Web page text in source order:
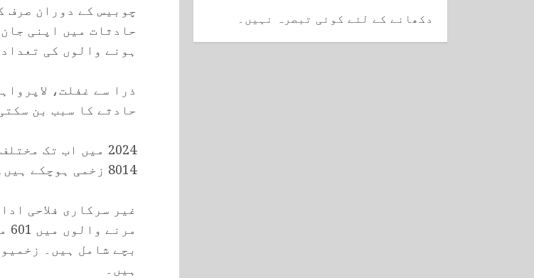
چوبیس کے دوران صرف
حادثات میں اپنی
ہونے والوں کی
ذرا سے غفلت،
حادثے کا سبب بن سکتی
8014 زخمی ہوچکے ہیں۔
غیر سرکاری فلاحی
مرنے والوں میں 601 مرد، 88 خواتین، 82
ہیں۔
دکھانے کے لئے کوئی تبصرہ نہیں۔